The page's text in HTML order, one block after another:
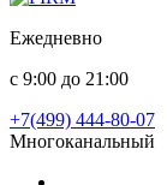
Ежедневно
с 9:00 до 21:00
+7(499) 444-80-07
Многоканальный